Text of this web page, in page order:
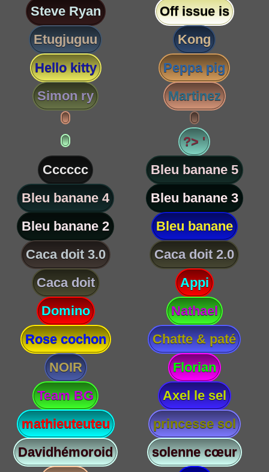
Steve Ryan
Off issue is
Etugjuguu
Kong
Hello kitty
Peppa pig
Simon ry
Martinez
?> '
Cccccc
Bleu banane 5
Bleu banane 4
Bleu banane 3
Bleu banane 2
Bleu banane
Caca doit 3.0
Caca doit 2.0
Caca doit
Appi
Domino
Nathael
Rose cochon
Chatte & paté
NOIR
Florian
Team BG
Axel le sel
mathieuteuteu
princesse sol
Davidhémoroid
solenne cœur